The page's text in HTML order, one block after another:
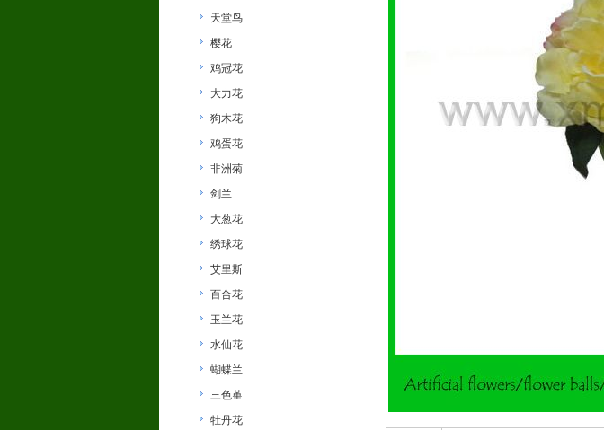
天堂鸟
樱花
鸡冠花
大力花
狗木花
鸡蛋花
非洲菊
剑兰
大葱花
绣球花
艾里斯
百合花
玉兰花
水仙花
蝴蝶兰
三色堇
牡丹花